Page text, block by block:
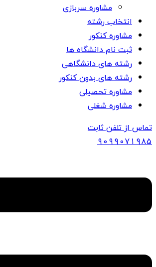
مشاوره سربازی
انتخاب رشته
مشاوره کنکور
ثبت نام دانشگاه ها
رشته های دانشگاهی
رشته های بدون کنکور
مشاوره تحصیلی
مشاوره شغلی
تماس از تلفن ثابت
9099071985